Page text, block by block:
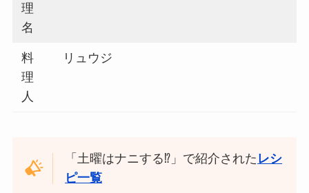
理
名
料
理
人
リュウジ
「土曜はナニする⁉」で紹介された レシ
ピ一覧